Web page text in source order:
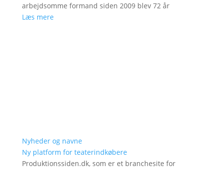
arbejdsomme formand siden 2009 blev 72 år
Læs mere
Nyheder og navne
Ny platform for teaterindkøbere
Produktionssiden.dk, som er et branchesite for